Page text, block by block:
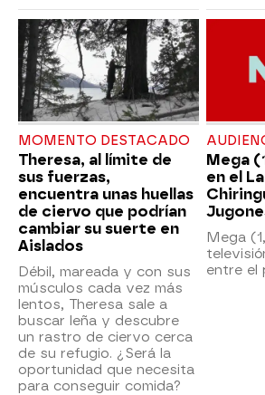
MOMENTO DESTACADO
Theresa, al límite de
sus fuerzas,
encuentra unas huellas
de ciervo que podrían
cambiar su suerte en
Aislados
Débil, mareada y con sus
músculos cada vez más
lentos, Theresa sale a
buscar leña y descubre
un rastro de ciervo cerca
de su refugio. ¿Será la
oportunidad que necesita
para conseguir comida?
Mega
en el
Mega
entre el